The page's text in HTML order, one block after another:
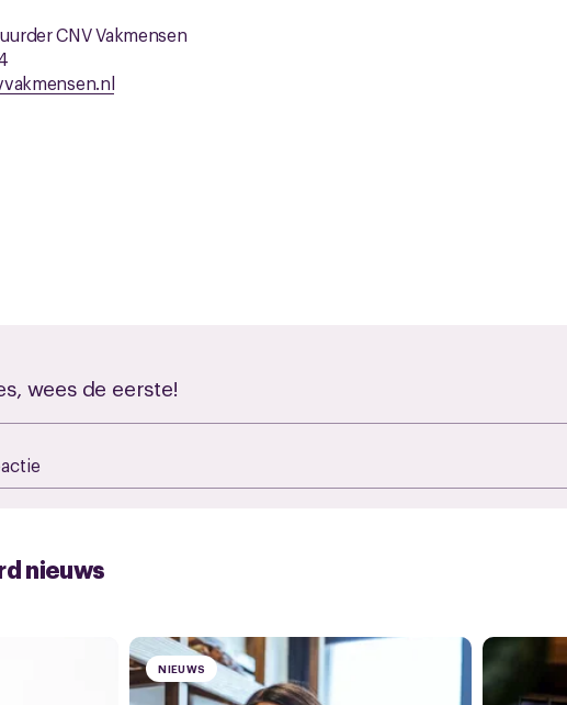
CNV Vakmensen
wees de eerste!
nieuws
NIEUWS